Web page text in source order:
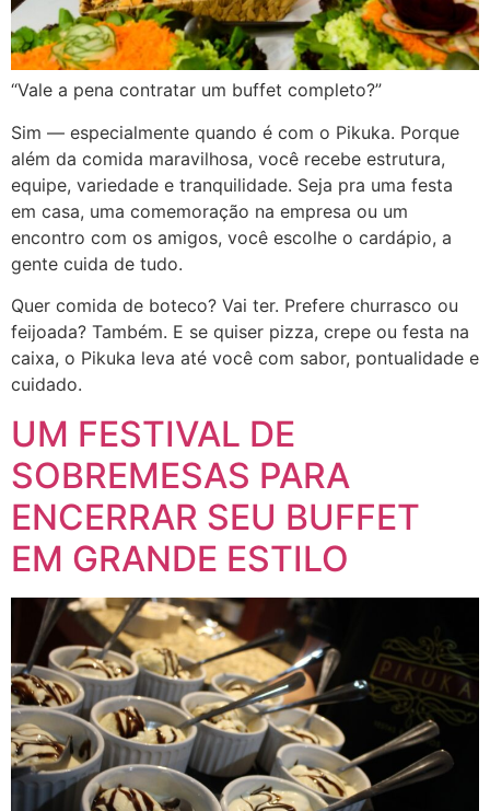
“Vale a pena contratar um buffet completo?”
Sim — especialmente quando é com o Pikuka. Porque
além da comida maravilhosa, você recebe estrutura,
equipe, variedade e tranquilidade. Seja pra uma festa
em casa, uma comemoração na empresa ou um
encontro com os amigos, você escolhe o cardápio, a
gente cuida de tudo.
Quer comida de boteco? Vai ter. Prefere churrasco ou
feijoada? Também. E se quiser pizza, crepe ou festa na
caixa, o Pikuka leva até você com sabor, pontualidade e
cuidado.
UM FESTIVAL DE
SOBREMESAS PARA
ENCERRAR SEU BUFFET
EM GRANDE ESTILO